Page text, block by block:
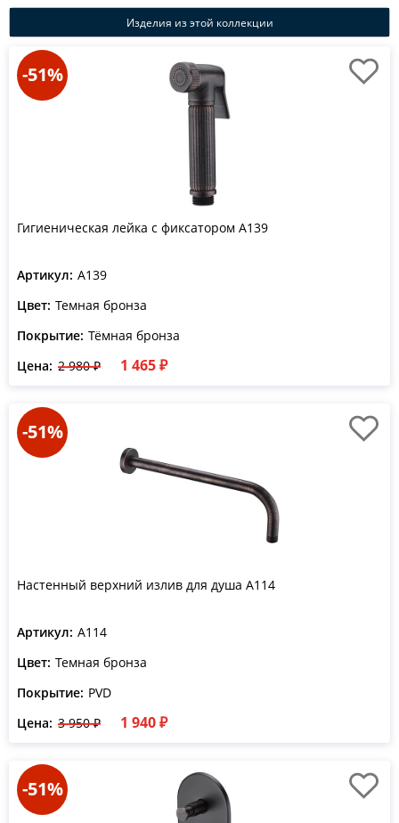
Изделия из этой коллекции
-51%
Гигиеническая лейка с фиксатором A139
Артикул: A139
Цвет: Темная бронза
Покрытие: Тёмная бронза
Цена: 2 980 ₽ 1 465 ₽
-51%
Настенный верхний излив для душа A114
Артикул: A114
Цвет: Темная бронза
Покрытие: PVD
Цена: 3 950 ₽ 1 940 ₽
-51%